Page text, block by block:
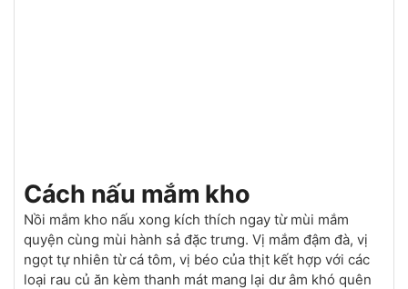
Cách nấu mắm kho
Nồi mắm kho nấu xong kích thích ngay từ mùi mắm
quyện cùng mùi hành sả đặc trưng. Vị mắm đậm đà, vị
ngọt tự nhiên từ cá tôm, vị béo của thịt kết hợp với các
loại rau củ ăn kèm thanh mát mang lại dư âm khó quên